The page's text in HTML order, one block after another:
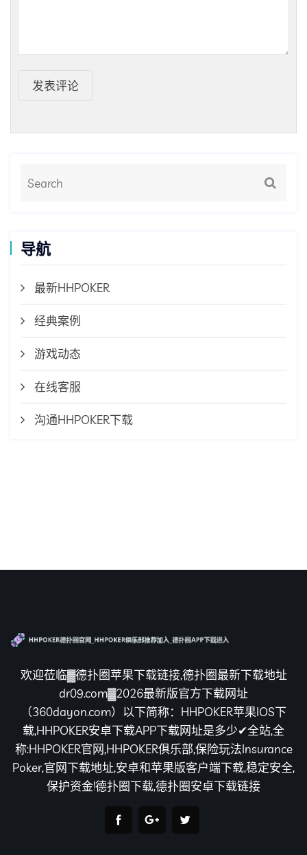
发表评论
导航
最新HHPOKER
经典案例
游戏动态
在线客服
沟通HHPOKER下载
欢迎莅临▓德扑圈苹果下载链接,德扑圈最新下载地址
dr09.com▓2026最新版官方下载网址
（360dayon.com）以下简称：HHPOKER苹果IOS下
载,HHPOKER安卓下载APP下载网址是多少✔全站,全
称:HHPOKER官网,HHPOKER俱乐部,保险玩法Insurance
Poker,官网下载地址,安卓和苹果版客户端下载,稳定安全,
保护资金!德扑圈下载,德扑圈安卓下载链接